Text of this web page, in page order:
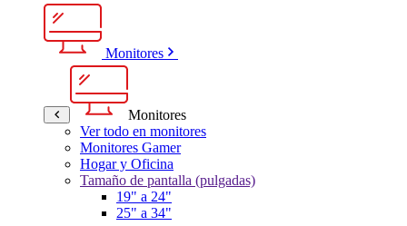
Monitores
Monitores
Ver todo en monitores
Monitores Gamer
Hogar y Oficina
Tamaño de pantalla (pulgadas)
19" a 24"
25" a 34"